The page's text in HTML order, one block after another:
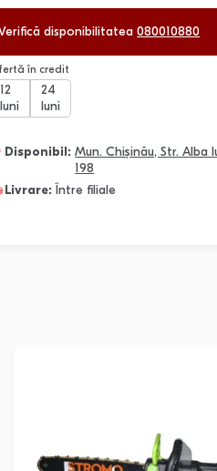
disponibilitatea080010880
în credit
12
luni
24
luni
Disponibil: Mun. Chișinău, Str. Alba
198
Livrare: Între filiale